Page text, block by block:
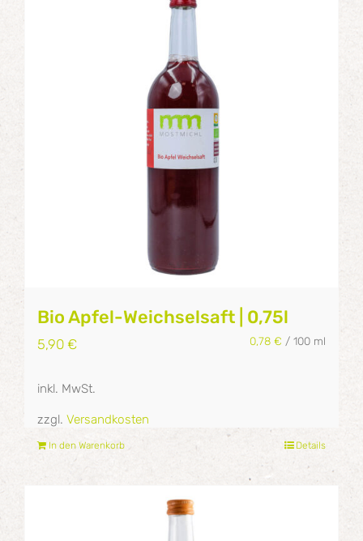
Bio Apfel-Weichselsaft | 0,75l
5,90 € 0,78€ /100 ml
inkl. MwSt.
zzgl. Versandkosten
In den Warenkorb Details